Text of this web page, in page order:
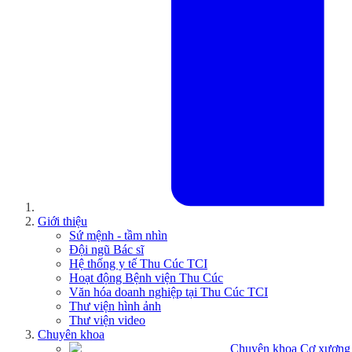
Giới thiệu
Sứ mệnh - tầm nhìn
Đội ngũ Bác sĩ
Hệ thống y tế Thu Cúc TCI
Hoạt động Bệnh viện Thu Cúc
Văn hóa doanh nghiệp tại Thu Cúc TCI
Thư viện hình ảnh
Thư viện video
Chuyên khoa
Chuyên khoa Cơ